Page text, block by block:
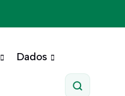
Dados
Pesquisar